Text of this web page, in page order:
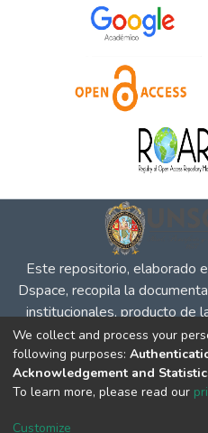
Este repositorio, elaborado
Dspace, recopila la
institucionales, producto de
desempeño en defensa de
propiedad intelectual y
su difusión en el entorno
DSpace software
Cookie
We collect and process your
following purposes:
Acknowledgement and
To learn more, please read our
Customize